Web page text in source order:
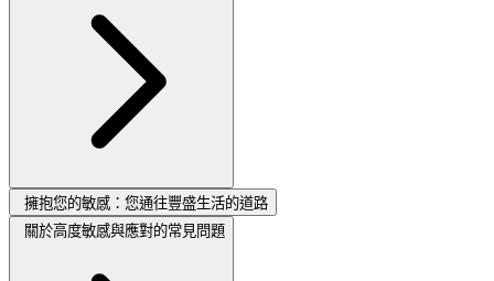
擁抱您的敏感：您通往豐盛生活的道路
關於高度敏感與應對的常見問題